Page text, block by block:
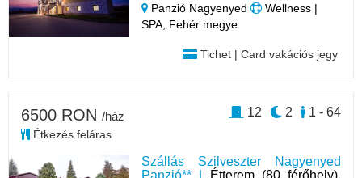
Panzió Nagyenyed
Wellness |
SPA, Fehér megye
Tichet | Card vakációs jegy
Szállás Szilveszter Nagyenyed
Panzió** |
Étterem (80 férőhely),
6500 RON /ház
Étkezés feláras
1 - 64
2
12